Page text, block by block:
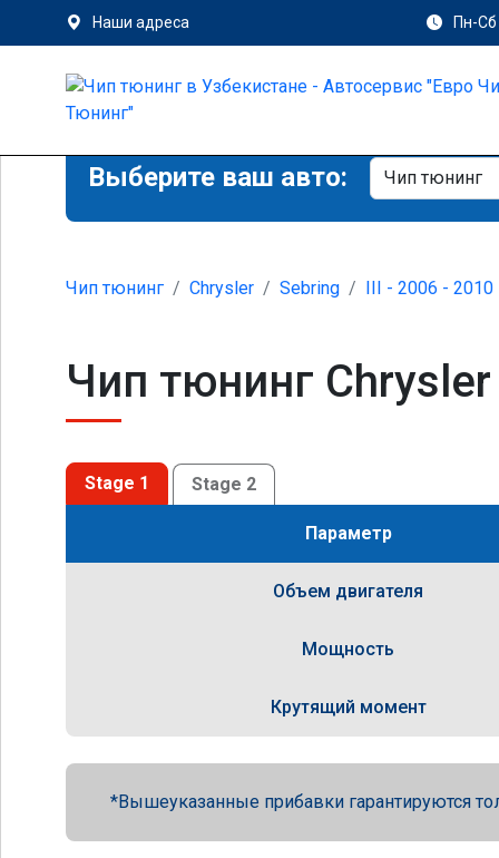
Наши адреса Пн-Сб
Выберите ваш авто:
Чип тюнинг Chrysler Sebring III - 2006 - 2010
Чип тюнинг
Stage 1 Stage 2
Параметр
Объем двигателя
Мощность
Крутящий момент
Вышеуказанные прибавки гарантируются